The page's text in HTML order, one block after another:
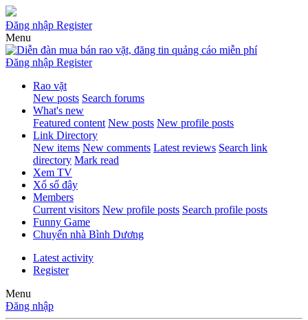
Đăng nhập Register
Menu
Đăng nhập Register
Rao vặt
New posts Search forums
What's new
Featured content New posts New profile posts
Link Directory
New items New comments Latest reviews Search link
directory Mark read
Xem TV
Xổ số đây
Members
Current visitors New profile posts Search profile posts
Funny Game
Chuyển nhà Bình Dương
Latest activity
Register
Menu
Đăng nhập